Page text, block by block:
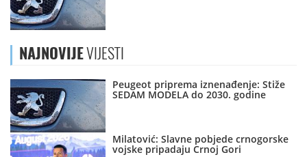
NAJNOVIJEVIJESTI
Peugeot priprema iznenađenje: Stiže
SEDAM MODELA do 2030. godine
Milatović: Slavne pobjede crnogorske
vojske pripadaju Crnoj Gori